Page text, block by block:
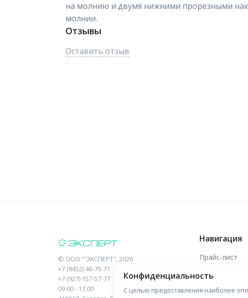
на молнию и двумя нижними прорезными
молнии.
Отзывы
Оставить отзыв
© ООО "'ЭКСПЕРТ", 2026
+7 (8452) 46-75-71
+7 (927) 157-57-77
09:00 - 17:00
Навигация
Прайс-лист
Отзывы
Форма связи
Конфиденциальность
С целью предоставления наиболее